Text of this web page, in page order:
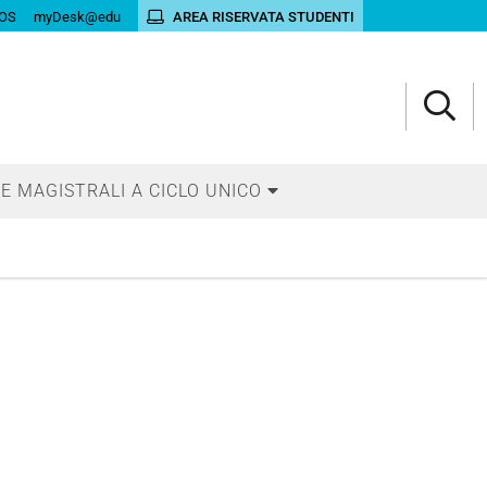
myDesk@edu AREA RISERVATA STUDENTI
MAGISTRALI A CICLO UNICO